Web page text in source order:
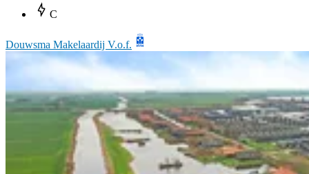
C
Douwsma Makelaardij V.o.f.